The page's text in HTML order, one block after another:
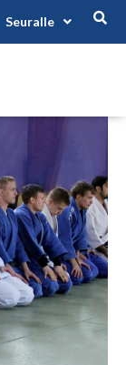
Seuralle